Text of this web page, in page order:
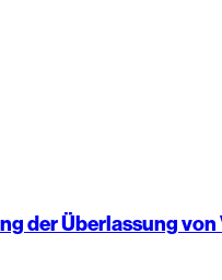
der Überlassung von